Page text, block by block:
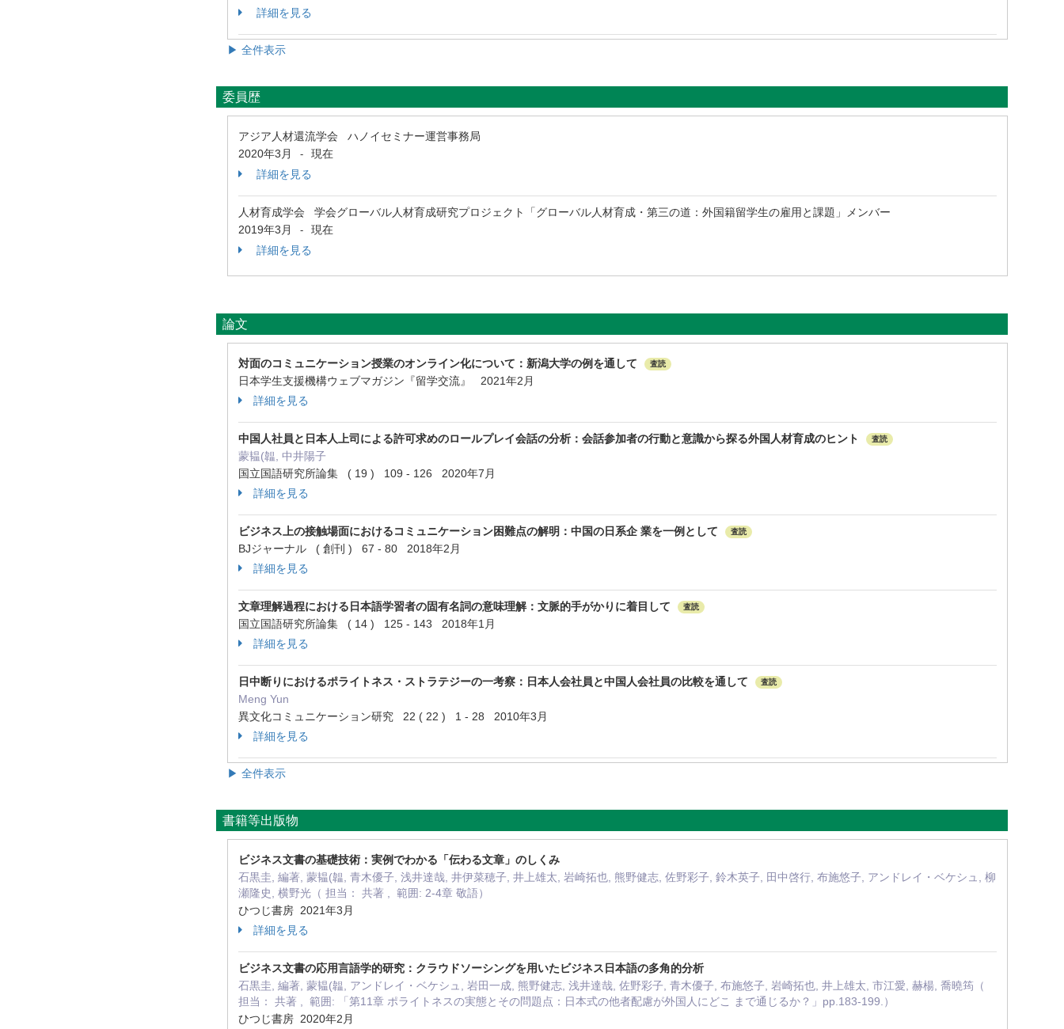
詳細を見る
▶ 全件表示
委員歴
アジア人材還流学会 ハノイセミナー運営事務局
2020年3月
-
現在
詳細を見る
人材育成学会 学会グローバル人材育成研究プロジェクト「グローバル人材育成・第三の道：外国籍留学生の雇用と課題」メンバー
2019年3月
-
現在
詳細を見る
論文
対面のコミュニケーション授業のオンライン化について：新潟大学の例を通して 査読
日本学生支援機構ウェブマガジン『留学交流』 2021年2月
詳細を見る
中国人社員と日本人上司による許可求めのロールプレイ会話の分析：会話参加者の行動と意識から探る外国人材育成のヒント 査読
蒙韫(韞, 中井陽子
国立国語研究所論集 ( 19 ) 109 - 126 2020年7月
詳細を見る
ビジネス上の接触場面におけるコミュニケーション困難点の解明：中国の日系企 業を一例として 査読
BJジャーナル ( 創刊 ) 67 - 80 2018年2月
詳細を見る
文章理解過程における日本語学習者の固有名詞の意味理解：文脈的手がかりに着目して 査読
国立国語研究所論集 ( 14 ) 125 - 143 2018年1月
詳細を見る
日中断りにおけるポライトネス・ストラテジーの一考察：日本人会社員と中国人会社員の比較を通して 査読
Meng Yun
異文化コミュニケーション研究 22 ( 22 ) 1 - 28 2010年3月
詳細を見る
▶ 全件表示
書籍等出版物
ビジネス文書の基礎技術：実例でわかる「伝わる文章」のしくみ
石黒圭, 編著, 蒙韫(韞, 青木優子, 浅井達哉, 井伊菜穂子, 井上雄太, 岩崎拓也, 熊野健志, 佐野彩子, 鈴木英子, 田中啓行, 布施悠子, アンドレイ・ベケシュ, 柳
瀬隆史, 横野光（ 担当： 共著 , 範囲: 2-4章 敬語）
ひつじ書房 2021年3月
詳細を見る
ビジネス文書の応用言語学的研究：クラウドソーシングを用いたビジネス日本語の多角的分析
石黒圭, 編著, 蒙韫(韞, アンドレイ・ベケシュ, 岩田一成, 熊野健志, 浅井達哉, 佐野彩子, 青木優子, 布施悠子, 岩崎拓也, 井上雄太, 市江愛, 赫楊, 喬曉筠（
担当： 共著 , 範囲: 「第11章 ポライトネスの実態とその問題点：日本式の他者配慮が外国人にどこ まで通じるか？」pp.183-199.）
ひつじ書房 2020年2月